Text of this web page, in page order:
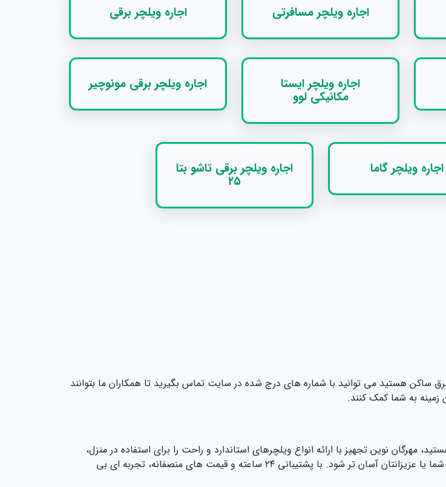
اجاره ویلچر مسافرتی اجاره ویلچر برقی
اجاره ویلچر ایستا
مکانیکی لوو
اجاره ویلچر برقی مونوچیر
اجاره ویلچر گاما اجاره ویلچر برقی تاشو بتا
۲۵
ساکن هستید می توانید با شماره های درج شده در سایت تماس بگیرید تا همکاران ما بتوانند
زمینه به شما کمک کنند.
مهرگان نوین تجهیز با ارائه انواع ویلچرهای استاندارد و راحت را برای استفاده در منزل،
مراکز درمانی و مکان‌ های عمومی فراهم کرده‌ است تا حرکت و جابجایی برای شما یا عزیزانتان آسان‌ تر شود. با پشتیبانی ۲۴ ساعته و قیمت‌ های منصفانه، تجربه‌ ای بی‌